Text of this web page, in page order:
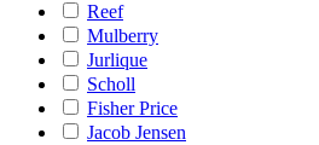
Reef
Mulberry
Jurlique
Scholl
Fisher Price
Jacob Jensen